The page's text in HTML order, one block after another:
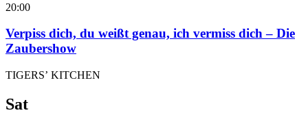
20:00
Verpiss dich, du weißt genau, ich vermiss dich – Die
Zaubershow
TIGERS’ KITCHEN
Sat